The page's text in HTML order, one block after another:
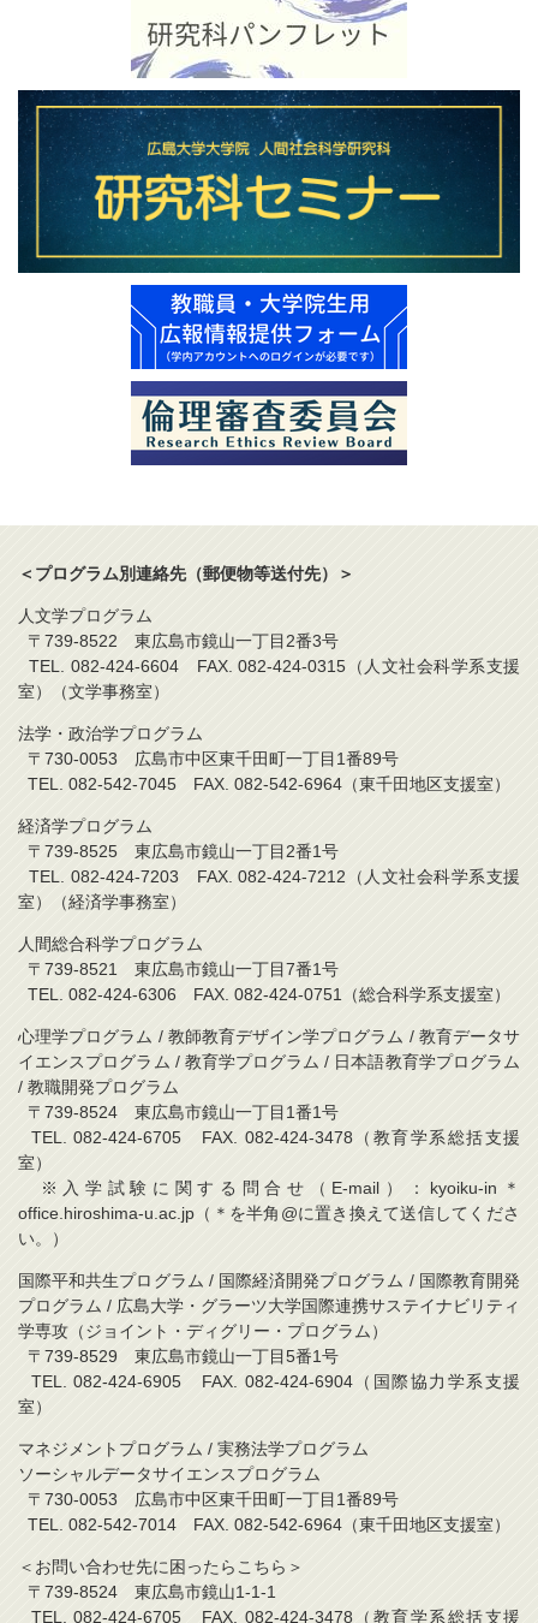
＜プログラム別連絡先（郵便物等送付先）＞
人文学プログラム
〒739-8522 東広島市鏡山一丁目2番3号
TEL. 082-424-6604 FAX. 082-424-0315（人文社会科学系支援
室）（文学事務室）
法学・政治学プログラム
〒730-0053 広島市中区東千田町一丁目1番89号
TEL. 082-542-7045 FAX. 082-542-6964（東千田地区支援室）
経済学プログラム
〒739-8525 東広島市鏡山一丁目2番1号
TEL. 082-424-7203 FAX. 082-424-7212（人文社会科学系支援
室）（経済学事務室）
人間総合科学プログラム
〒739-8521 東広島市鏡山一丁目7番1号
TEL. 082-424-6306 FAX. 082-424-0751（総合科学系支援室）
心理学プログラム / 教師教育デザイン学プログラム / 教育データサ
イエンスプログラム / 教育学プログラム / 日本語教育学プログラム
/ 教職開発プログラム
〒739-8524 東広島市鏡山一丁目1番1号
TEL. 082-424-6705 FAX. 082-424-3478（教育学系総括支援
室）
※入学試験に関する問合せ（E-mail）：kyoiku-in＊
office.hiroshima-u.ac.jp（＊を半角@に置き換えて送信してくださ
い。）
国際平和共生プログラム / 国際経済開発プログラム / 国際教育開発
プログラム / 広島大学・グラーツ大学国際連携サステイナビリティ
学専攻（ジョイント・ディグリー・プログラム）
〒739-8529 東広島市鏡山一丁目5番1号
TEL. 082-424-6905 FAX. 082-424-6904（国際協力学系支援
室）
マネジメントプログラム / 実務法学プログラム
ソーシャルデータサイエンスプログラム
〒730-0053 広島市中区東千田町一丁目1番89号
TEL. 082-542-7014 FAX. 082-542-6964（東千田地区支援室）
＜お問い合わせ先に困ったらこちら＞
〒739-8524 東広島市鏡山1-1-1
TEL. 082-424-6705 FAX. 082-424-3478（教育学系総括支援